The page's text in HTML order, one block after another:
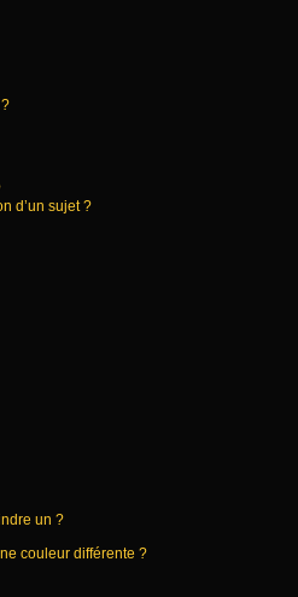
d’un sujet ?
un ?
couleur différente ?